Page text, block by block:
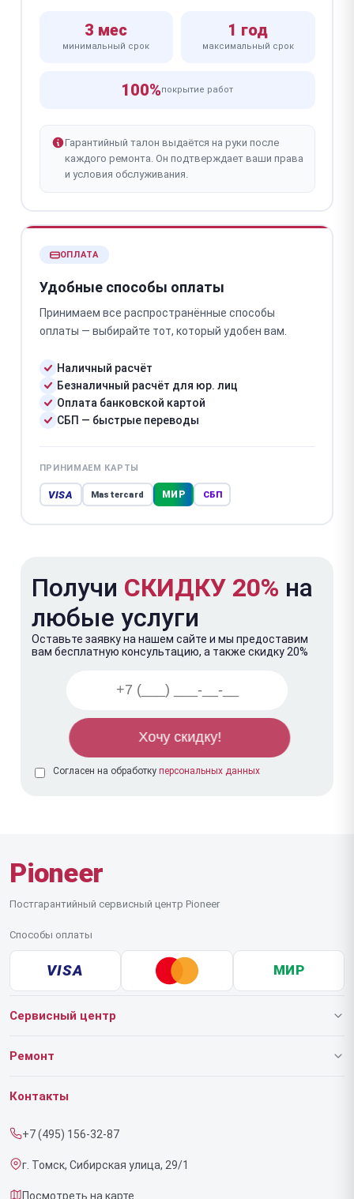
3 мес
минимальный срок
1 год
максимальный срок
100%покрытие работ
Гарантийный талон выдаётся на руки после
каждого ремонта. Он подтверждает ваши права
и условия обслуживания.
ОПЛАТА
Удобные способы оплаты
Принимаем все распространённые способы
оплаты — выбирайте тот, который удобен вам.
Наличный расчёт
Безналичный расчёт для юр. лиц
Оплата банковской картой
СБП — быстрые переводы
ПРИНИМАЕМ КАРТЫ
VISA Mastercard МИР СБП
Получи СКИДКУ 20% на
любые услуги
Оставьте заявку на нашем сайте и мы предоставим
вам бесплатную консультацию, а также скидку 20%
Согласен на обработку персональных данных
Pioneer
Постгарантийный сервисный центр Pioneer
Способы оплаты
VISA МИР
Сервисный центр
О нашем сервисе
Срочный ремонт
Доставка и способы оплаты
Ремонт
Роботов-пылесосов
Контакты
+7 (495) 156-32-87
г. Томск, Сибирская улица, 29/1
Посмотреть на карте